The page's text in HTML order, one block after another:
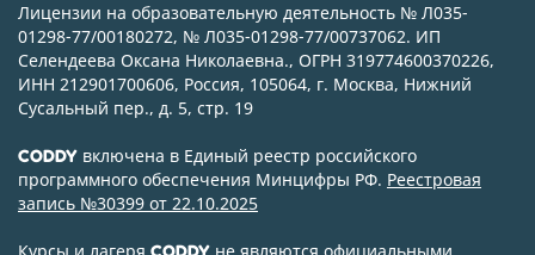
Лицензии на образовательную деятельность № Л035-
01298-77/00180272, № Л035-01298-77/00737062. ИП
Селендеева Оксана Николаевна., ОГРН 319774600370226,
ИНН 212901700606, Россия, 105064, г. Москва, Нижний
Сусальный пер., д. 5, стр. 19
CODDY включена в Единый реестр российского
программного обеспечения Минцифры РФ. Реестровая
запись №30399 от 22.10.2025
CODDY